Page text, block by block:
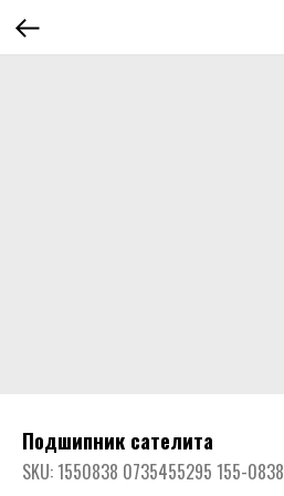
Подшипник сателита
SKU:1550838 0735455295 155-0838